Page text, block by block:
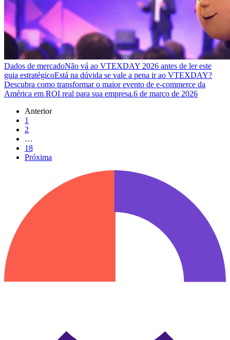
Dados de mercadoNão vá ao VTEXDAY 2026 antes de ler este
guia estratégicoEstá na dúvida se vale a pena ir ao VTEXDAY?
Descubra como transformar o maior evento de e-commerce da
América em ROI real para sua empresa.6 de março de 2026
Anterior
1
2
…
18
Próxima